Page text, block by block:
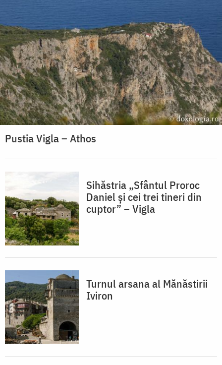
Pustia Vigla – Athos
Sihăstria „Sfântul Proroc
Daniel și cei trei tineri din
cuptor” – Vigla
Turnul arsana al Mănăstirii
Iviron